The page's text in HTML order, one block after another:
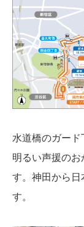
水道橋のガード
明るい声援のお
す。神田から日
す。